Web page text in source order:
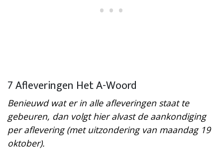
7 Afleveringen Het A-Woord
Benieuwd wat er in alle afleveringen staat te
gebeuren, dan volgt hier alvast de aankondiging
per aflevering (met uitzondering van maandag 19
oktober).